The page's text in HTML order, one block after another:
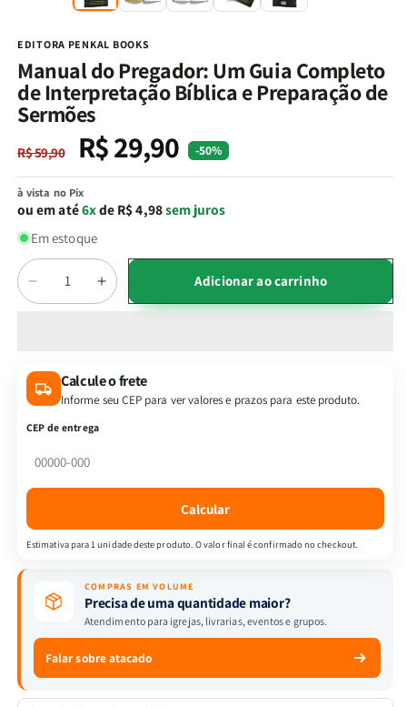
EDITORA PENKAL BOOKS
Manual do Pregador: Um Guia Completo
de Interpretação Bíblica e Preparação de
Sermões
Preço
normal
R$ 59,90
Preço
promocional
R$ 29,90 -50%
à vista no Pix
ou em até6xde R$ 4,98sem juros
Em estoque
Quantidade
Diminuir
a
do
Pregador:
Um
Completo
e
Preparação
Sermões
Aumentar
a
do
Pregador:
e
Preparação
Sermões
Adicionar ao carrinho
Calcule o frete
Informe seu CEP para ver valores e prazos para este produto.
CEP de entrega
Calcular
Estimativa para 1 unidade deste produto. O valor final é confirmado no checkout.
COMPRAS EM VOLUME
Precisa de uma quantidade maior?
Atendimento para igrejas, livrarias, eventos e grupos.
Falar sobre atacado